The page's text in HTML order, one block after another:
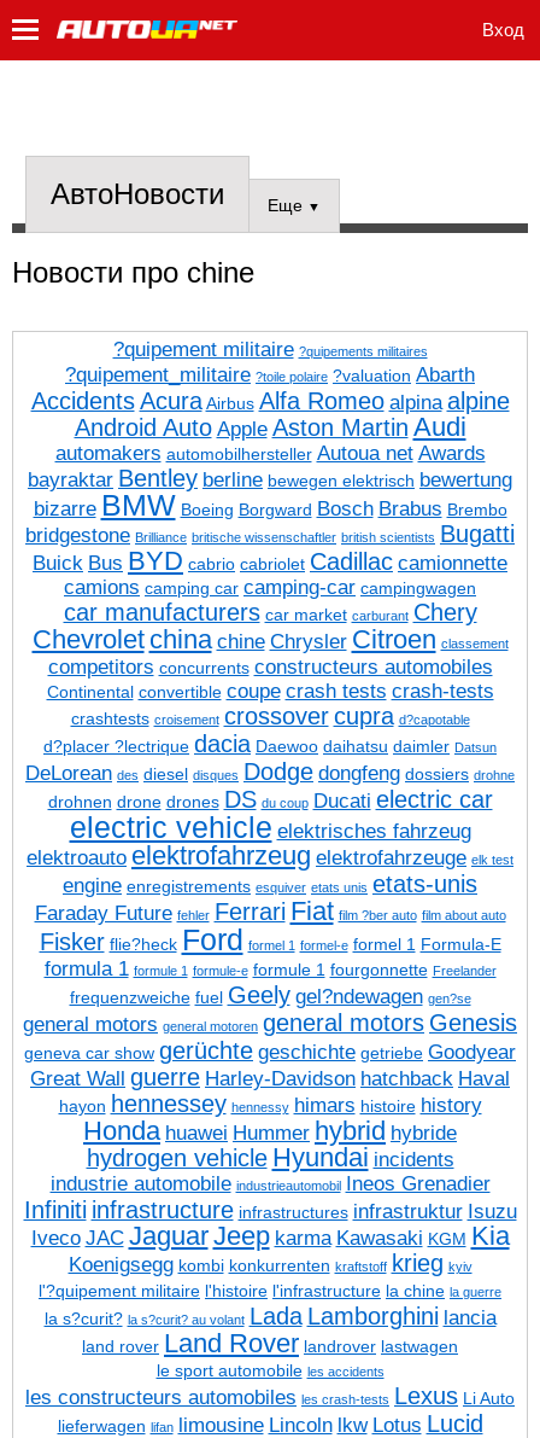
Вход
АвтоНовости Еще ▼
Новости про chine
?quipement militaire ?quipements militaires
?quipement_militaire ?toile polaire ?valuation Abarth
Accidents Acura Airbus Alfa Romeo alpina alpine
Android Auto Apple Aston Martin Audi
automakers automobilhersteller Autoua net Awards
bayraktar Bentley berline bewegen elektrisch bewertung
bizarre BMW Boeing Borgward Bosch Brabus Brembo
bridgestone Brilliance britische wissenschaftler british scientists Bugatti
Buick Bus BYD cabrio cabriolet Cadillac camionnette
camions camping car camping-car campingwagen
car manufacturers car market carburant Chery
Chevrolet china chine Chrysler Citroen classement
competitors concurrents constructeurs automobiles
Continental convertible coupe crash tests crash-tests
crashtests croisement crossover cupra d?capotable
d?placer ?lectrique dacia Daewoo daihatsu daimler Datsun
DeLorean des diesel disques Dodge dongfeng dossiers drohne
drohnen drone drones DS du coup Ducati electric car
electric vehicle elektrisches fahrzeug
elektroauto elektrofahrzeug elektrofahrzeuge elk test
engine enregistrements esquiver etats unis etats-unis
Faraday Future fehler Ferrari Fiat film ?ber auto film about auto
Fisker flie?heck Ford formel 1 formel-e formel 1 Formula-E
formula 1 formule 1 formule-e formule 1 fourgonnette Freelander
frequenzweiche fuel Geely gel?ndewagen gen?se
general motors general motoren general motors Genesis
geneva car show gerüchte geschichte getriebe Goodyear
Great Wall guerre Harley-Davidson hatchback Haval
hayon hennessey hennessy himars histoire history
Honda huawei Hummer hybrid hybride
hydrogen vehicle Hyundai incidents
industrie automobile industrieautomobil Ineos Grenadier
Infiniti infrastructure infrastructures infrastruktur Isuzu
Iveco JAC JaguarJeep karma Kawasaki KGM Kia
Koenigsegg kombi konkurrenten kraftstoff krieg kyiv
l'?quipement militaire l'histoire l'infrastructure la chine la guerre
la s?curit? la s?curit? au volant Lada Lamborghini lancia
land rover Land Rover landrover lastwagen
le sport automobile les accidents
les constructeurs automobiles les crash-tests Lexus Li Auto
lieferwagen lifan limousine Lincoln lkw Lotus Lucid